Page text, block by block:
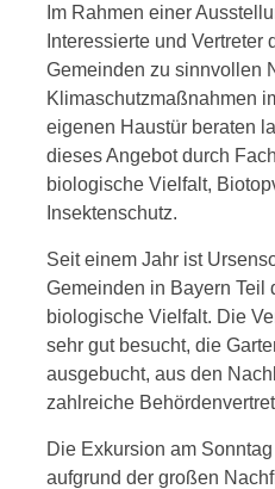
Im Rahmen einer
Interessierte und Vertreter
Gemeinden zu sinnvollen
Klimaschutzmaßnahmen
eigenen Haustür beraten
dieses Angebot durch
biologische Vielfalt,
Insektenschutz.
Seit einem Jahr ist
Gemeinden in Bayern Teil
biologische Vielfalt. Die
sehr gut besucht, die
ausgebucht, aus den
zahlreiche
Die Exkursion am
aufgrund der großen